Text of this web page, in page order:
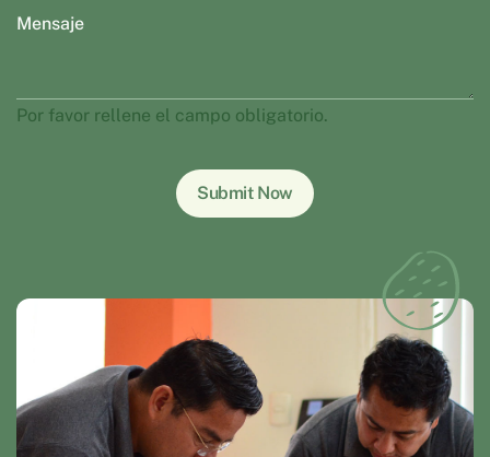
Por favor rellene el campo obligatorio.
Submit Now